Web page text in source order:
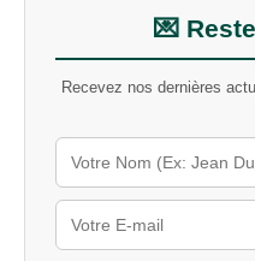
m
o
t
-
l
é
u
r
l
💌
Recevez nos dernières